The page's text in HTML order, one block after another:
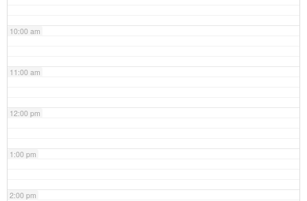
10:00 am
11:00 am
12:00 pm
1:00 pm
2:00 pm